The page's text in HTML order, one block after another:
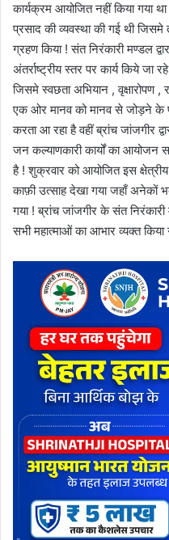
कार्यक्रम आयोजित नहीं किया गया
प्रसाद की व्यवस्था की गई थी
ग्रहण किया ! संत निरंकारी मण्डल
अंतर्राष्ट्रीय स्तर पर कार्य किये जा
जिसमे स्वछता अभियान , वृक्षारोपण
एक ओर मानव को मानव से जोड़ने के
करता आ रहा है वहीं ब्रांच जांजगीर
जन कल्याणकारी कार्यों का आयोजन
है ! शुक्रवार को आयोजित इस
काफ़ी उत्साह देखा गया जहाँ अनेकों
गया ! ब्रांच जांजगीर के संत
सभी महात्माओं का आभार व्यक्त किया